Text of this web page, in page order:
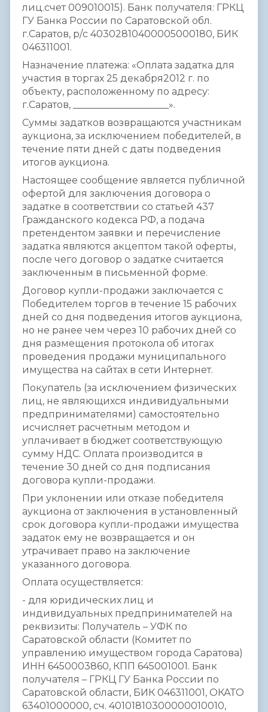
лиц.счет 009010015). Банк получателя: ГРКЦ
ГУ Банка России по Саратовской обл.
г.Саратов, р/с 40302810400005000180, БИК
046311001.
Назначение платежа: «Оплата задатка для
участия в торгах 25 декабря2012 г. по
объекту, расположенному по адресу:
г.Саратов, ____________________».
Суммы задатков возвращаются участникам
аукциона, за исключением победителей, в
течение пяти дней с даты подведения
итогов аукциона.
Настоящее сообщение является публичной
офертой для заключения договора о
задатке в соответствии со статьей 437
Гражданского кодекса РФ, а подача
претендентом заявки и перечисление
задатка являются акцептом такой оферты,
после чего договор о задатке считается
заключенным в письменной форме.
Договор купли-продажи заключается с
Победителем торгов в течение 15 рабочих
дней со дня подведения итогов аукциона,
но не ранее чем через 10 рабочих дней со
дня размещения протокола об итогах
проведения продажи муниципального
имущества на сайтах в сети Интернет.
Покупатель (за исключением физических
лиц, не являющихся индивидуальными
предпринимателями) самостоятельно
исчисляет расчетным методом и
уплачивает в бюджет соответствующую
сумму НДС. Оплата производится в
течение 30 дней со дня подписания
договора купли-продажи.
При уклонении или отказе победителя
аукциона от заключения в установленный
срок договора купли-продажи имущества
задаток ему не возвращается и он
утрачивает право на заключение
указанного договора.
Оплата осуществляется:
- для юридических лиц и
индивидуальных предпринимателей на
реквизиты: Получатель – УФК по
Саратовской области (Комитет по
управлению имуществом города Саратова)
ИНН 6450003860, КПП 645001001. Банк
получателя – ГРКЦ ГУ Банка России по
Саратовской области, БИК 046311001, ОКАТО
63401000000, сч. 40101810300000010010,